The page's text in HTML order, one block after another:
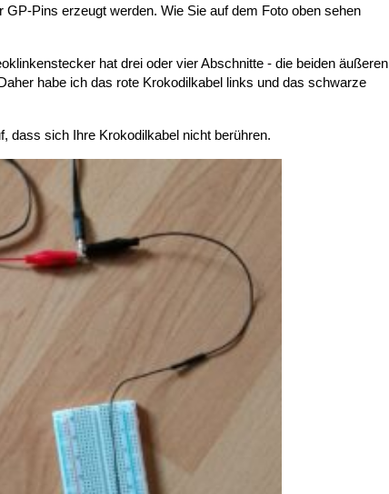
Pins erzeugt werden. Wie Sie auf dem Foto oben sehen
hat drei oder vier Abschnitte - die beiden äußeren
habe ich das rote Krokodilkabel links und das schwarze
dass sich Ihre Krokodilkabel nicht berühren.